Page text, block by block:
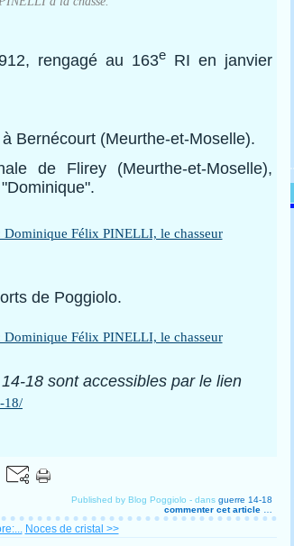
rengagé au 163e RI en janvier
Bernécourt (Meurthe-et-Moselle).
de Flirey (Meurthe-et-Moselle),
de Poggiolo.
18 sont accessibles par le lien
18/
Published by Blog Poggiolo - dans guerre 14-18
commenter cet article
Noces de cristal >>